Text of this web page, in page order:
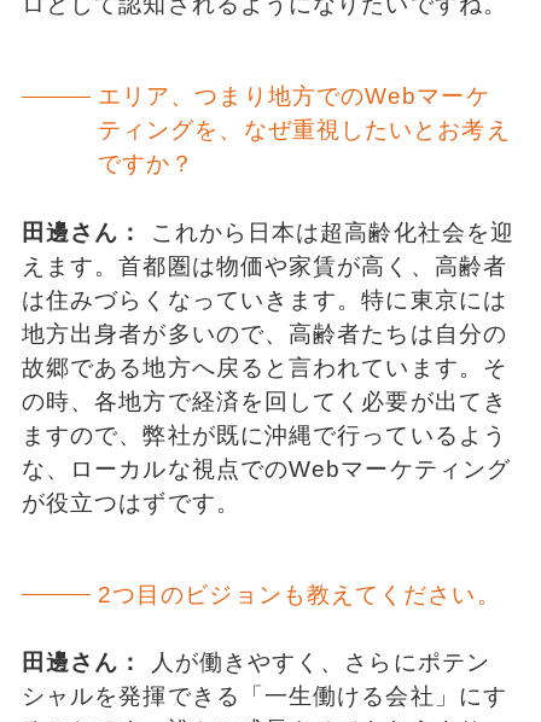
エリア、つまり地方でのWebマーケ
ティングを、なぜ重視したいとお考え
ですか？
田邊さん：
これから日本は超高齢化社会を迎
えます。首都圏は物価や家賃が高く、高齢者
は住みづらくなっていきます。特に東京には
地方出身者が多いので、高齢者たちは自分の
故郷である地方へ戻ると言われています。そ
の時、各地方で経済を回してく必要が出てき
ますので、弊社が既に沖縄で行っているよう
な、ローカルな視点でのWebマーケティング
が役立つはずです。
2つ目のビジョンも教えてください。
田邊さん：
人が働きやすく、さらにポテン
シャルを発揮できる「一生働ける会社」にす